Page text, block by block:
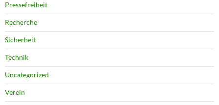
Pressefreiheit
Recherche
Sicherheit
Technik
Uncategorized
Verein